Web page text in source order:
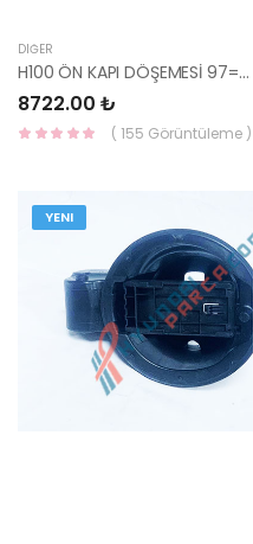
DIĞER
H100 ÖN KAPI DÖŞEMESİ 97=> SOL 82301-43310AQ-HMC
8722.00 ₺
( 155 Görüntüleme )
YENI